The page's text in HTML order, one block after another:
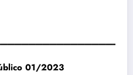
01/2023